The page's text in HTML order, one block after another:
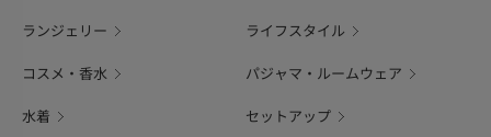
ランジェリー ライフスタイル
コスメ・香水 パジャマ・ルームウェア
水着 セットアップ